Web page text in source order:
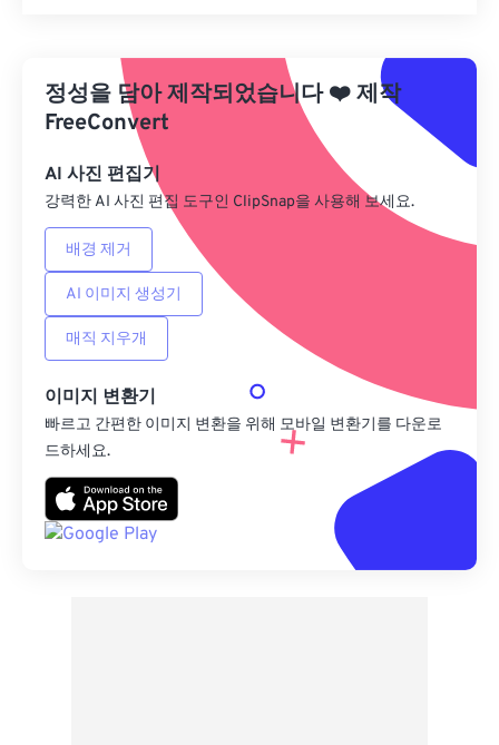
사전 설정에서 적용
사전 설정으로 저장
정성을 담아 제작되었습니다❤️제작
FreeConvert
AI 사진 편집기
강력한 AI 사진 편집 도구인 ClipSnap을 사용해 보세요.
배경 제거
AI 이미지 생성기
매직 지우개
이미지 변환기
빠르고 간편한 이미지 변환을 위해 모바일 변환기를 다운로
드하세요.